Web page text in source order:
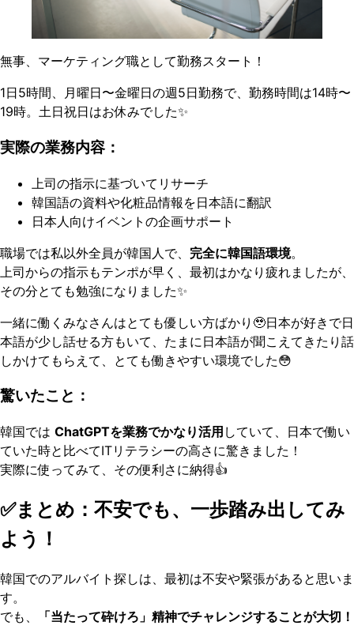
無事、マーケティング職として勤務スタート！
1日5時間、月曜日〜金曜日の週5日勤務で、勤務時間は14時〜
19時。土日祝日はお休みでした✨
実際の業務内容：
上司の指示に基づいてリサーチ
韓国語の資料や化粧品情報を日本語に翻訳
日本人向けイベントの企画サポート
職場では私以外全員が韓国人で、 完全に韓国語環境。
上司からの指示もテンポが早く、最初はかなり疲れましたが、
その分とても勉強になりました✨
一緒に働くみなさんはとても優しい方ばかり🥹日本が好きで日
本語が少し話せる方もいて、たまに日本語が聞こえてきたり話
しかけてもらえて、とても働きやすい環境でした😳
驚いたこと：
韓国では ChatGPTを業務でかなり活用 していて、日本で働い
ていた時と比べてITリテラシーの高さに驚きました！
実際に使ってみて、その便利さに納得👍
✅まとめ：不安でも、一歩踏み出してみ
よう！
韓国でのアルバイト探しは、最初は不安や緊張があると思いま
す。
でも、
「当たって砕けろ」精神でチャレンジすることが大切！